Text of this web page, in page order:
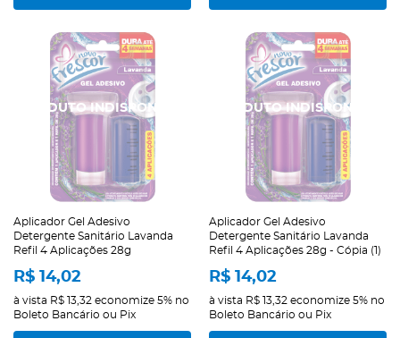
Aplicador Gel Adesivo
Detergente Sanitário Lavanda
Refil 4 Aplicações 28g
R$ 14,02
à vista R$ 13,32 economize 5% no
Boleto Bancário ou Pix
Aplicador Gel Adesivo
Detergente Sanitário Lavanda
Refil 4 Aplicações 28g - Cópia (1)
R$ 14,02
à vista R$ 13,32 economize 5% no
Boleto Bancário ou Pix